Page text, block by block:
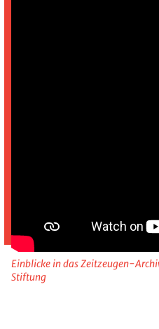
Einblicke in das Zeitzeugen-
Stiftung